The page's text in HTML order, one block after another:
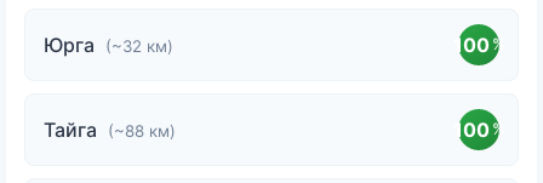
Юрга (~32 км) 100 %
Тайга (~88 км) 100 %